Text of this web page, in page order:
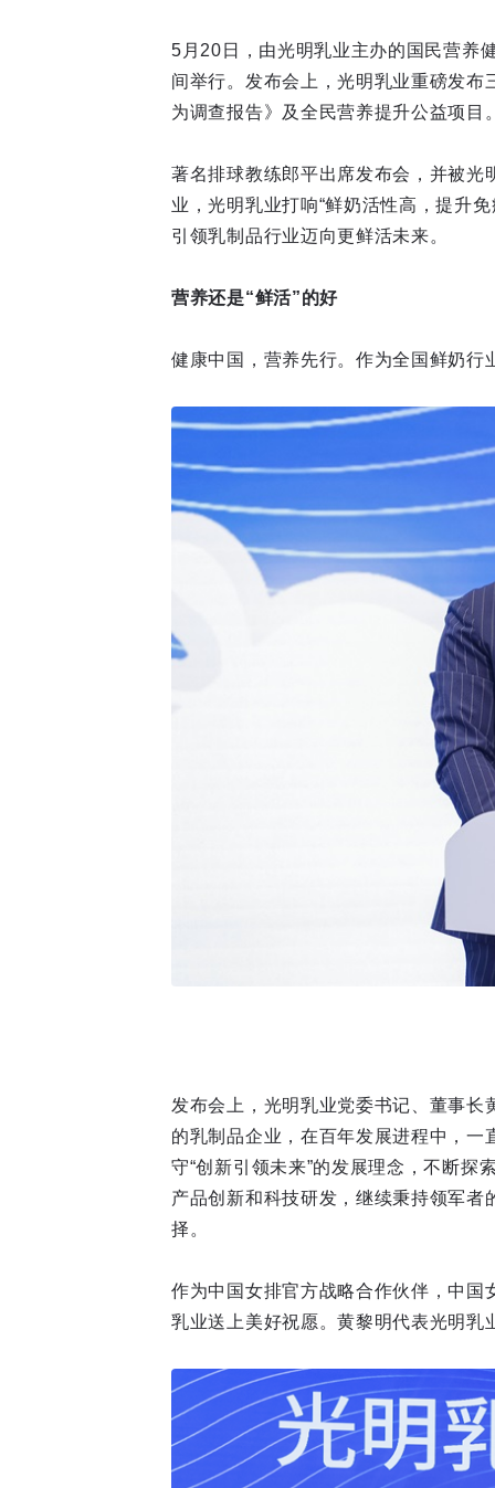
5月20日，由光明乳业主办的国民营养
间举行。发布会上，光明乳业重磅发
为调查报告》及全民营养提升公益项目
著名排球教练郎平出席发布会，并被光
业，光明乳业打响“鲜奶活性高，提升
引领乳制品行业迈向更鲜活未来。
营养还是“鲜活”的好
健康中国，营养先行。作为全国鲜奶
发布会上，光明乳业党委书记、董事
的乳制品企业，在百年发展进程中，
守“创新引领未来”的发展理念，不断探
产品创新和科技研发，继续秉持领军
择。
作为中国女排官方战略合作伙伴，中
乳业送上美好祝愿。黄黎明代表光明乳